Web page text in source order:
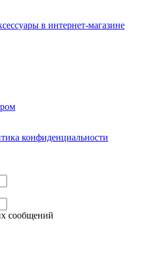
конфиденциальности
сообщений